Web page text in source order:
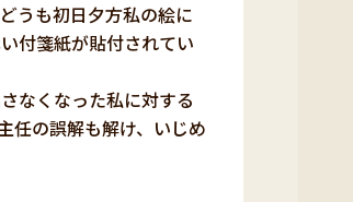
うも初日夕方私の絵に
付箋紙が貼付されてい
なくなった私に対する
任の誤解も解け、いじめ